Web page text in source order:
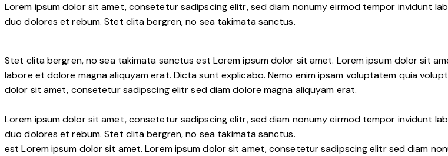
Lorem ipsum dolor sit amet, consetetur sadipscing elitr, sed diam nonumy eirmod tempor invidunt
duo dolores et rebum. Stet clita bergren, no sea takimata sanctus.
Stet clita bergren, no sea takimata sanctus est Lorem ipsum dolor sit amet. Lorem ipsum dolor sit
labore et dolore magna aliquyam erat. Dicta sunt explicabo. Nemo enim ipsam voluptatem quia
dolor sit amet, consetetur sadipscing elitr sed diam dolore magna aliquyam erat.
Lorem ipsum dolor sit amet, consetetur sadipscing elitr, sed diam nonumy eirmod tempor invidunt
duo dolores et rebum. Stet clita bergren, no sea takimata sanctus.
est Lorem ipsum dolor sit amet. Lorem ipsum dolor sit amet, consetetur sadipscing elitr sed diam